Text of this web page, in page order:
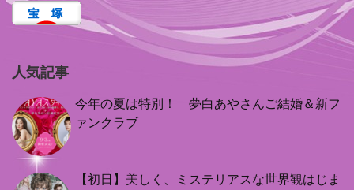
人気記事
今年の夏は特別！ 夢白あやさんご結婚＆新フ
ァンクラブ
【初日】美しく、ミステリアスな世界観はじま